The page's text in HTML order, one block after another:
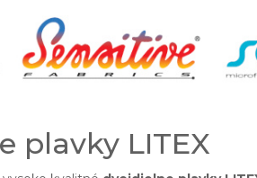
plavky LITEX